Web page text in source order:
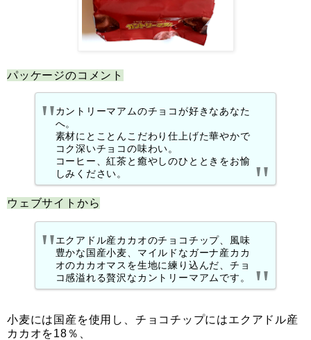
パッケージのコメント
カントリーマアムのチョコが好きなあなた
へ。
素材にとことんこだわり仕上げた華やかで
コク深いチョコの味わい。
コーヒー、紅茶と癒やしのひとときをお愉
しみください。
ウェブサイトから
エクアドル産カカオのチョコチップ、風味
豊かな国産小麦、マイルドなガーナ産カカ
オのカカオマスを生地に練り込んだ、チョ
コ感溢れる贅沢なカントリーマアムです。
小麦には国産を使用し、チョコチップにはエクアドル産
カカオを18％、